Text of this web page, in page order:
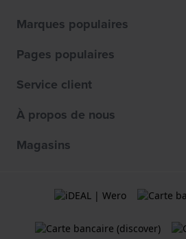
Marques populaires
Pages populaires
Service client
À propos de nous
Magasins